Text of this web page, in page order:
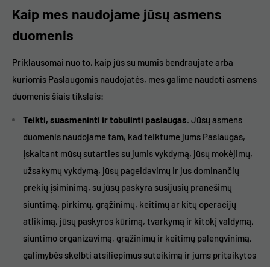
Kaip mes naudojame jūsų asmens
duomenis
Priklausomai nuo to, kaip jūs su mumis bendraujate arba
kuriomis Paslaugomis naudojatės, mes galime naudoti asmens
duomenis šiais tikslais:
Teikti, suasmeninti ir tobulinti paslaugas. Jūsų asmens
duomenis naudojame tam, kad teiktume jums Paslaugas,
įskaitant mūsų sutarties su jumis vykdymą, jūsų mokėjimų,
užsakymų vykdymą, jūsų pageidavimų ir jus dominančių
prekių įsiminimą, su jūsų paskyra susijusių pranešimų
siuntimą, pirkimų, grąžinimų, keitimų ar kitų operacijų
atlikimą, jūsų paskyros kūrimą, tvarkymą ir kitokį valdymą,
siuntimo organizavimą, grąžinimų ir keitimų palengvinimą,
galimybės skelbti atsiliepimus suteikimą ir jums pritaikytos